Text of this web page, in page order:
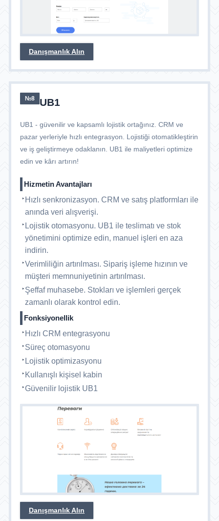
Danışmanlık Alın
№8 UB1
UB1 - güvenilir ve kapsamlı lojistik ortağınız. CRM ve
pazar yerleriyle hızlı entegrasyon. Lojistiği otomatikleştirin
ve iş geliştirmeye odaklanın. UB1 ile maliyetleri optimize
edin ve kârı artırın!
Hizmetin Avantajları
Hızlı senkronizasyon. CRM ve satış platformları ile
anında veri alışverişi.
Lojistik otomasyonu. UB1 ile teslimatı ve stok
yönetimini optimize edin, manuel işleri en aza
indirin.
Verimliliğin artırılması. Sipariş işleme hızının ve
müşteri memnuniyetinin artırılması.
Şeffaf muhasebe. Stokları ve işlemleri gerçek
zamanlı olarak kontrol edin.
Fonksiyonellik
Hızlı CRM entegrasyonu
Süreç otomasyonu
Lojistik optimizasyonu
Kullanışlı kişisel kabin
Güvenilir lojistik UB1
Danışmanlık Alın